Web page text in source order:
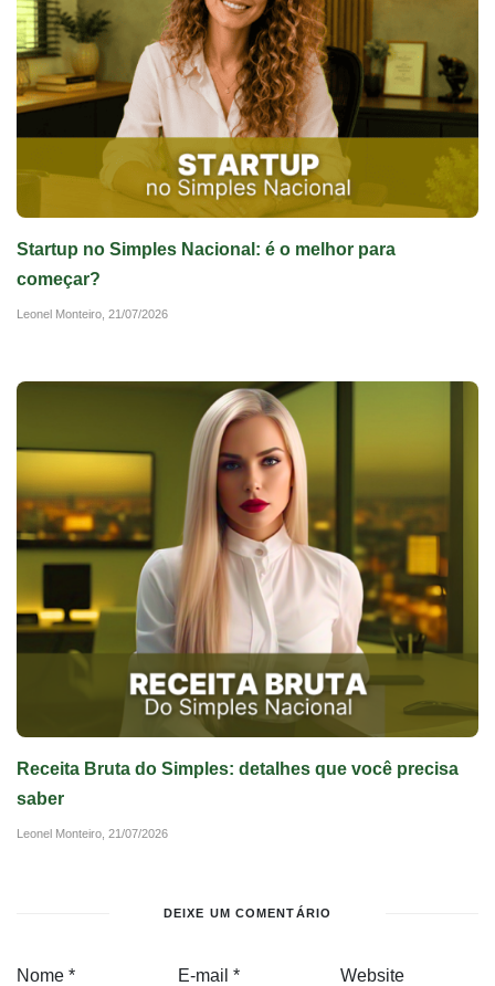
Startup no Simples Nacional: é o melhor para
começar?
Leonel Monteiro, 21/07/2026
Receita Bruta do Simples: detalhes que você precisa
saber
Leonel Monteiro, 21/07/2026
DEIXE UM COMENTÁRIO
Nome * E-mail* Website